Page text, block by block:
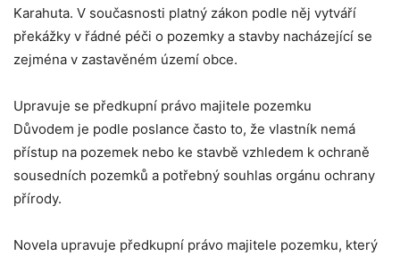
Karahuta. V současnosti platný zákon podle něj vytváří
překážky v řádné péči o pozemky a stavby nacházející se
zejména v zastavěném území obce.
Upravuje se předkupní právo majitele pozemku
Důvodem je podle poslance často to, že vlastník nemá
přístup na pozemek nebo ke stavbě vzhledem k ochraně
sousedních pozemků a potřebný souhlas orgánu ochrany
přírody.
Novela upravuje předkupní právo majitele pozemku, který